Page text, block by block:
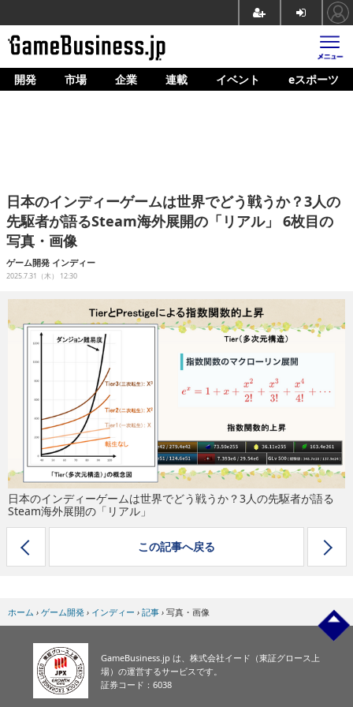
ホーム
企業動向
人材育成
産業政策
イベント/セミナー
eスポーツ
開発 市場 企業 連載 イベント eスポーツ
日本のインディーゲームは世界でどう戦うか？3人の
先駆者が語るSteam海外展開の「リアル」 6枚目の
写真・画像
ゲーム開発 インディー
2025.7.31（木） 12:30
日本のインディーゲームは世界でどう戦うか？3人の先駆者が語る
Steam海外展開の「リアル」
この記事へ戻る
ホーム › ゲーム開発 › インディー › 記事 › 写真・画像
GameBusiness.jp は、株式会社イード（東証グロース上
場）の運営するサービスです。
証券コード：6038